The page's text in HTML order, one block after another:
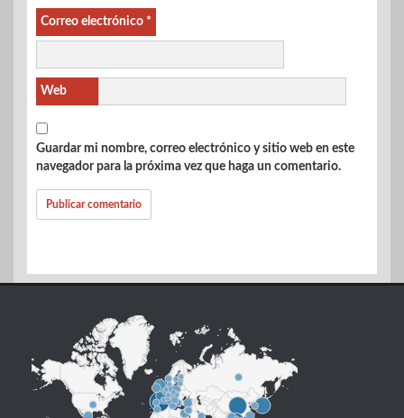
Correo electrónico *
Web
Guardar mi nombre, correo electrónico y sitio web en este
navegador para la próxima vez que haga un comentario.